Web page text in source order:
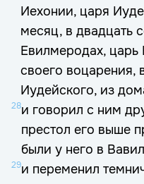
Иехонии, царя
месяц, в двадцать
Евилмеродах, царь
своего воцарения,
Иудейского, из
28и говорил с ним
престол его выше
были у него в
29и переменил